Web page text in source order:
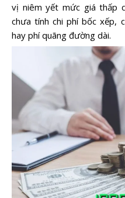
vị niêm yết mức giá thấp
chưa tính chi phí bốc xếp,
hay phí quãng đường dài.